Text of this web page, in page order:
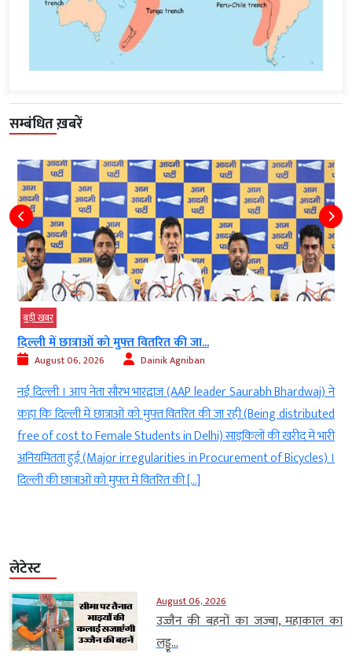
सम्बंधित ख़बरें
बड़ी खबर
दिल्ली में छात्राओं को मुफ्त वितरित की जा...
August 06, 2026 Dainik Agniban
नई दिल्ली । आप नेता सौरभ भारद्वाज (AAP leader Saurabh Bhardwaj) ने
कहा कि दिल्ली में छात्राओं को मुफ्त वितरित की जा रही (Being distributed
free of cost to Female Students in Delhi) साइकिलों की खरीद में भारी
अनियमितता हुई (Major irregularities in Procurement of Bicycles) ।
दिल्ली की छात्राओं को मुफ्त में वितरित की […]
लेटेस्ट
August 06, 2026
उज्जैन की बहनों का जज्बा, महाकाल का
लड्डू...